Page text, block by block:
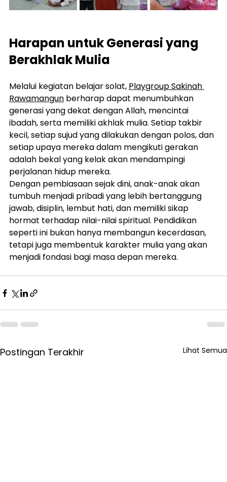
Harapan untuk Generasi yang
Berakhlak Mulia
Melalui kegiatan belajar solat, Playgroup Sakinah
Rawamangun berharap dapat menumbuhkan
generasi yang dekat dengan Allah, mencintai
ibadah, serta memiliki akhlak mulia. Setiap takbir
kecil, setiap sujud yang dilakukan dengan polos, dan
setiap upaya mereka dalam mengikuti gerakan
adalah bekal yang kelak akan mendampingi
perjalanan hidup mereka.
Dengan pembiasaan sejak dini, anak-anak akan
tumbuh menjadi pribadi yang lebih bertanggung
jawab, disiplin, lembut hati, dan memiliki sikap
hormat terhadap nilai-nilai spiritual. Pendidikan
seperti ini bukan hanya membangun kecerdasan,
tetapi juga membentuk karakter mulia yang akan
menjadi fondasi bagi masa depan mereka.
Postingan Terakhir Lihat Semua